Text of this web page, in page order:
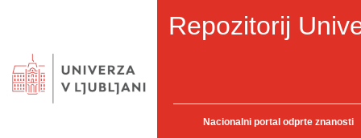
Repozitorij
Nacionalni portal odprte znanosti